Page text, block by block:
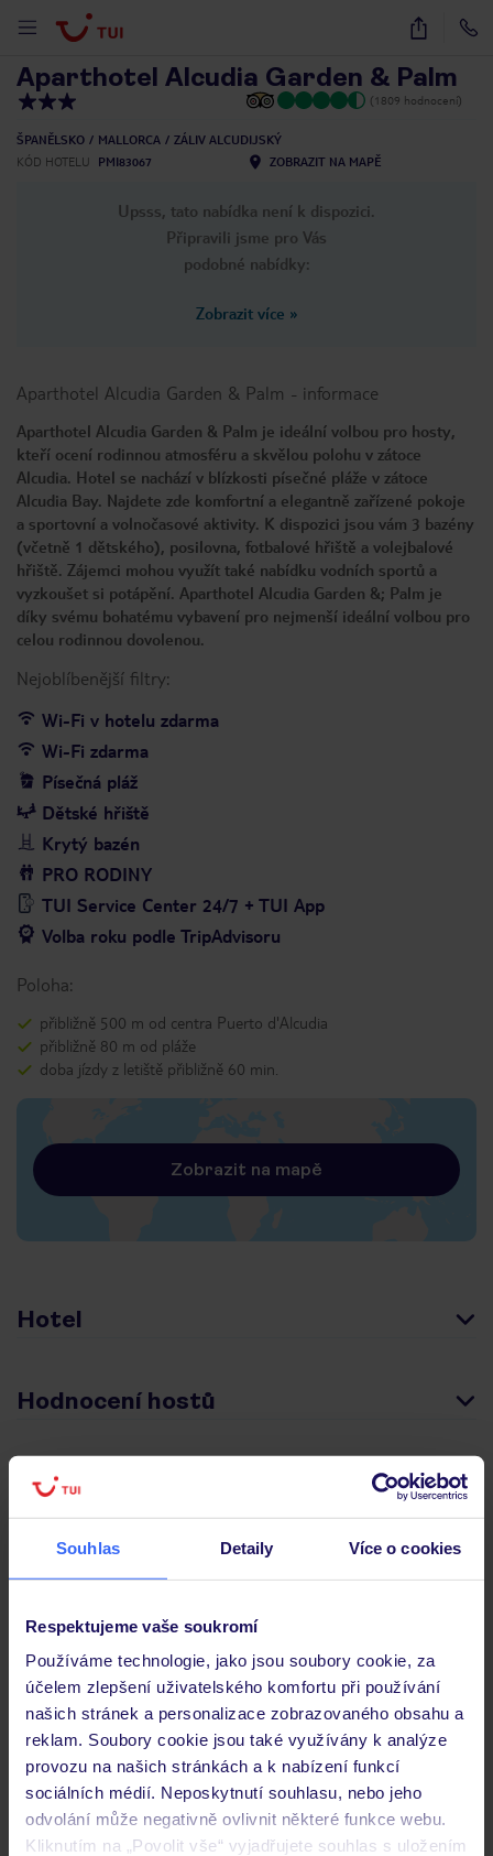
Souhlas Detaily Více o cookies
Respektujeme vaše soukromí
Používáme technologie, jako jsou soubory cookie, za
účelem zlepšení uživatelského komfortu při používání
našich stránek a personalizace zobrazovaného obsahu a
reklam. Soubory cookie jsou také využívány k analýze
provozu na našich stránkách a k nabízení funkcí
sociálních médií. Neposkytnutí souhlasu, nebo jeho
odvolání může negativně ovlivnit některé funkce webu.
Kliknutím na „Povolit vše“ vyjadřujete souhlas s uložením
51
Aparthotel Alcudia Garden & Palm
(1809 hodnocení)
ŠPANĚLSKO MALLORCA
ZÁLIV ALCUDIJSKÝ
KÓD HOTELU
PMI83067 ZOBRAZIT NA MAPĚ
Upsss, tato nabídka není k dispozici.
Připravili jsme pro Vás
podobné nabídky:
Zobrazit více »
Aparthotel Alcudia Garden & Palm - informace
Aparthotel Alcudia Garden & Palm je ideální volbou pro hosty,
kteří ocení rodinnou atmosféru a skvělou polohu v zátoce
Alcudia. Hotel se nachází v blízkosti písečné pláže v zátoce
Alcudia Bay. Najdete zde komfortní a elegantně zařízené pokoje
a sportovní a volnočasové aktivity. K dispozici jsou vám 3 bazény
(včetně 1 dětského), posilovna, fotbalové hřiště a volejbalové
hřiště. Zájemci mohou využít také nabídku vodních sportů a
vyzkoušet si potápění. Aparthotel Alcudia Garden &; Palm je
díky svému bohatému vybavení pro nejmenší ideální volbou pro
celou rodinnou dovolenou.
Nejoblíbenější filtry:
Wi-Fi v hotelu zdarma
Wi-Fi zdarma
Písečná pláž
Dětské hřiště
Krytý bazén
PRO RODINY
TUI Service Center 24/7 + TUI App
Volba roku podle TripAdvisoru
Poloha:
přibližně 500 m od centra Puerto d'Alcudia
přibližně 80 m od pláže
doba jízdy z letiště přibližně 60 min.
Zobrazit na mapě
Hotel
Hodnocení hostů
Pokoje
Stravování
Důležité informace
Často kladené otázky
Jaké doklady jsou potřebné při cestování?
Budeme ubytováni ihned po příjezdu do hotelu?
Kam jít po přistání a vyzvednutí zavazadel?